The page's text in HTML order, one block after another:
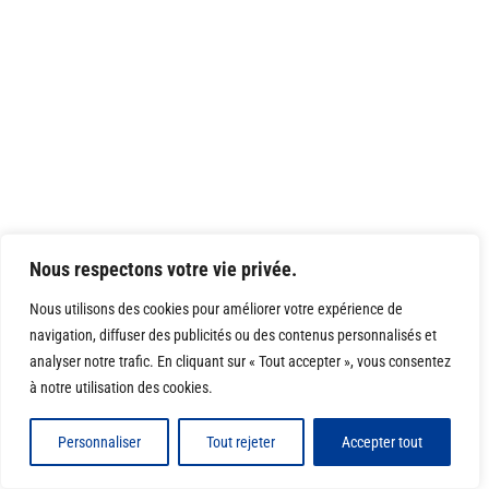
Nous respectons votre vie privée.
Nous utilisons des cookies pour améliorer votre expérience de
navigation, diffuser des publicités ou des contenus personnalisés et
analyser notre trafic. En cliquant sur « Tout accepter », vous consentez
à notre utilisation des cookies.
Personnaliser Tout rejeter Accepter tout